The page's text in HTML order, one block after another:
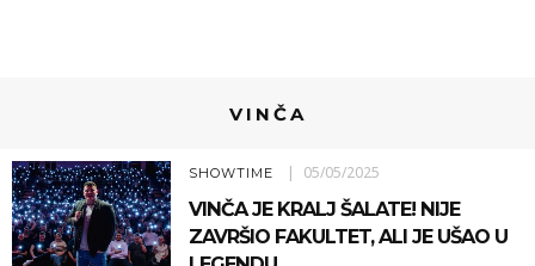
VINČA
SHOWTIME 05/05/2025
VINČA JE KRALJ ŠALATE! NIJE
ZAVRŠIO FAKULTET, ALI JE UŠAO U